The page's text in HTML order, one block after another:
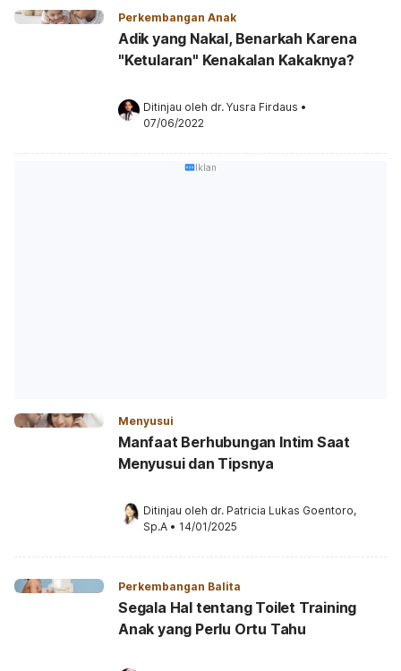
Perkembangan Anak
Adik yang Nakal, Benarkah Karena
"Ketularan" Kenakalan Kakaknya?
Ditinjau oleh dr. Yusra Firdaus •
07/06/2022
Iklan
Menyusui
Manfaat Berhubungan Intim Saat
Menyusui dan Tipsnya
Ditinjau oleh dr. Patricia Lukas Goentoro,
Sp.A • 14/01/2025
Perkembangan Balita
Segala Hal tentang Toilet Training
Anak yang Perlu Ortu Tahu